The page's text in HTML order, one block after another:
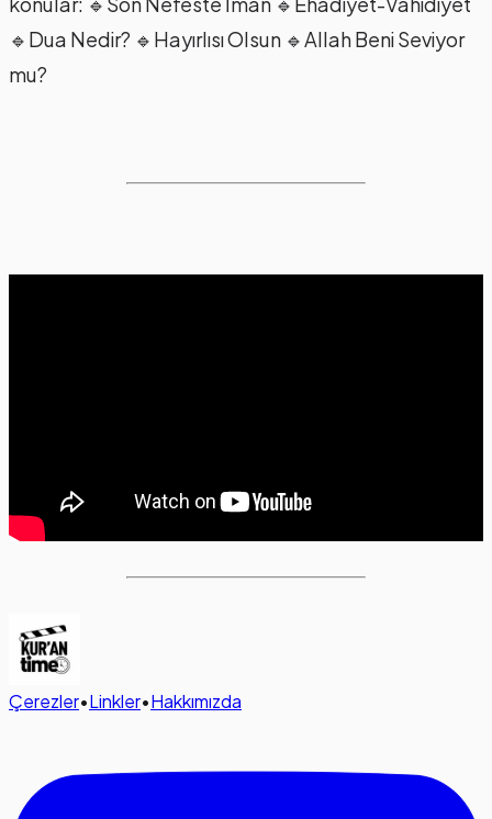
🔹Dua Nedir? 🔹Hayırlısı Olsun 🔹Allah Beni Seviyor
mu?
Çerezler•Linkler•Hakkımızda